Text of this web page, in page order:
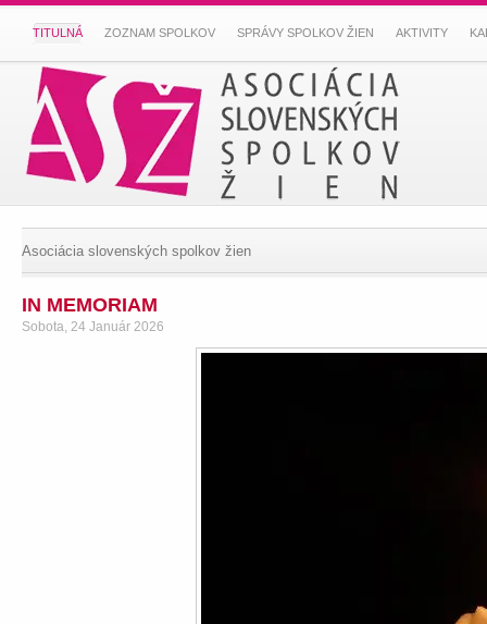
TITULNÁ ZOZNAM SPOLKOV SPRÁVY SPOLKOV ŽIEN AKTIVITY
Asociácia slovenských spolkov žien
IN MEMORIAM
Sobota, 24 Január 2026